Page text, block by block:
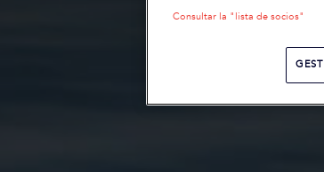
Consultar la "lista de socios"